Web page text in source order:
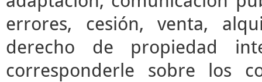
errores, cesión, venta,
derecho de propiedad
corresponderle sobre los